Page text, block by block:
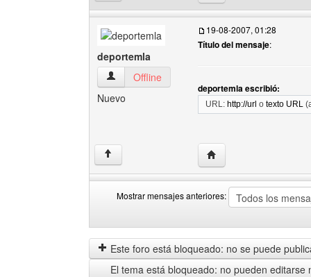
deportemla
deportemla Ver perfil del usuario
Offline
Nuevo
19-08-2007, 01:28
Título del mensaje:
deportemla escribió:
URL: http://url o texto URL
↑ Visitar sitio web del
Mostrar mensajes anteriores:
mensajes
anteriores
by
Este foro está bloqueado: no se puede
El tema está bloqueado: no pueden editarse